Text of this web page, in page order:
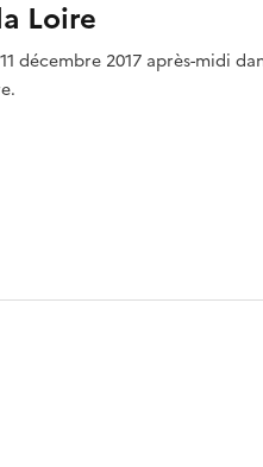
Loire
décembre 2017 après-midi